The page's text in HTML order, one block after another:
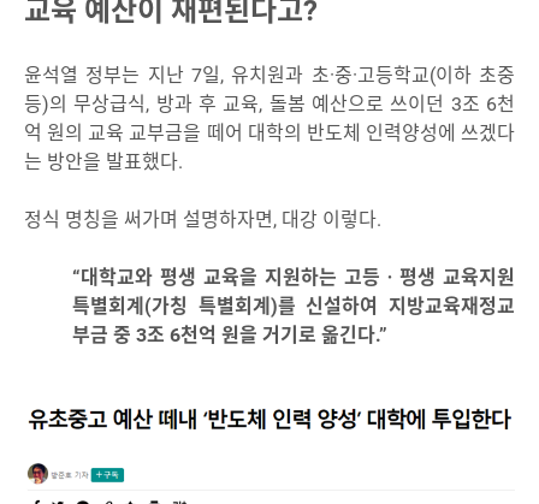
교육 예산이 재편된다고?
윤석열 정부는 지난 7일, 유치원과 초·중·고등학교(이하 초중
등)의 무상급식, 방과 후 교육, 돌봄 예산으로 쓰이던 3조 6천
억 원의 교육 교부금을 떼어 대학의 반도체 인력양성에 쓰겠다
는 방안을 발표했다.
정식 명칭을 써가며 설명하자면, 대강 이렇다.
“대학교와 평생 교육을 지원하는 고등‧평생 교육지원
특별회계(가칭 특별회계)를 신설하여 지방교육재정교
부금 중 3조 6천억 원을 거기로 옮긴다.”